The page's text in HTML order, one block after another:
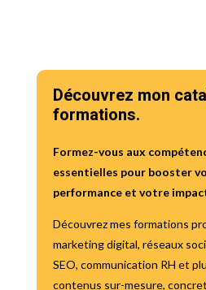
Découvrez mon
formations.
Formez-vous aux
essentielles pour booster
performance et votre
Découvrez mes formations
marketing digital, réseaux
SEO, communication RH et
contenus sur-mesure,